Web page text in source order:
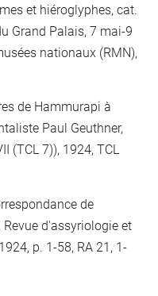
et hiéroglyphes, cat.
Grand Palais, 7 mai-9
nationaux (RMN),
de Hammurapi à
Paul Geuthner,
(TCL 7)), 1924, TCL
de
d'assyriologie et
p. 1-58, RA 21, 1-